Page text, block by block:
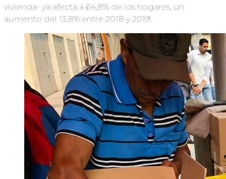
vivienda- ya afecta a 64,8% de los hogares, un
aumento del 13,8% entre 2018 y 2019.